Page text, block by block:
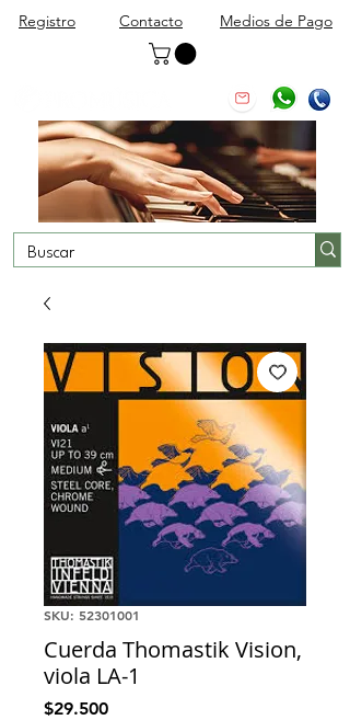
Registro Contacto Medios de Pago
SKU: 52301001
Cuerda Thomastik Vision,
viola LA-1
$29.500Precio